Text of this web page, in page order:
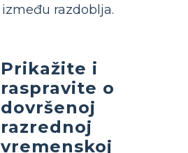
između razdoblja.
Prikažite i
raspravite o
dovršenoj
razrednoj
vremenskoj